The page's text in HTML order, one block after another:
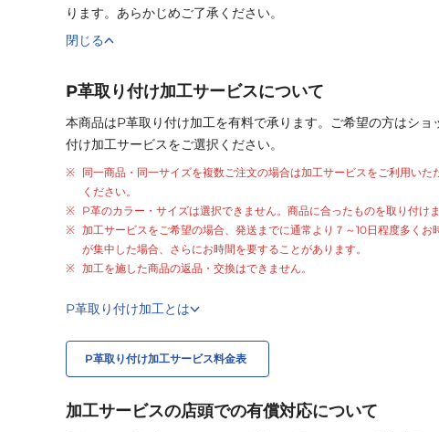
ります。あらかじめご了承ください。
閉じる
P革取り付け加工サービスについて
本商品はP革取り付け加工を有料で承ります。ご希望の方はショ
付け加工サービスをご選択ください。
同一商品・同一サイズを複数ご注文の場合は加工サービスをご利用いた
ください。
P革のカラー・サイズは選択できません。商品に合ったものを取り付けま
加工サービスをご希望の場合、発送までに通常より ７～10日程度多くお
が集中した場合、さらにお時間を要することがあります。
加工を施した商品の返品・交換はできません。
P革取り付け加工とは
P革取り付け加工サービス料金表
加工サービスの店頭での有償対応について